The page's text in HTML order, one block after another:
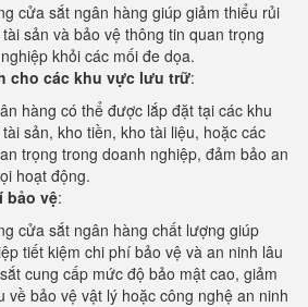
cửa sắt ngân hàng giúp giảm thiểu rủi
sản và bảo vệ thông tin quan trọng
khỏi các mối đe dọa.
cho các khu vực lưu trữ:
hàng có thể được lắp đặt tại các khu
sản, kho tiền, kho tài liệu, hoặc các
trọng trong doanh nghiệp, đảm bảo an
hoạt động.
bảo vệ:
cửa sắt ngân hàng chất lượng giúp
tiết kiệm chi phí bảo vệ và an ninh lâu
cung cấp mức độ bảo mật cao, giảm
về bảo vệ vật lý hoặc công nghệ an ninh